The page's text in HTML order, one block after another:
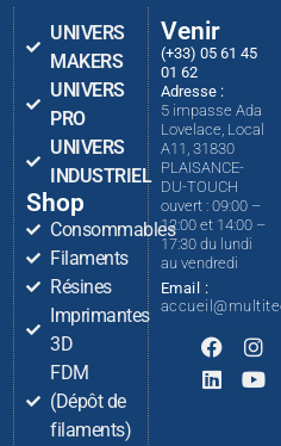
UNIVERS
MAKERS
UNIVERS
PRO
UNIVERS
INDUSTRIEL
Shop
Consommables
Filaments
Résines
Imprimantes
3D
FDM
(Dépôt de
filaments)
Venir
(+33) 05 61 45
01 62
Adresse :
5 impasse Ada
Lovelace, Local
A11, 31830
PLAISANCE-
DU-TOUCH
ouvert : 09:00 –
12:00 et 14:00 –
17:30 du lundi
au vendredi
Email :